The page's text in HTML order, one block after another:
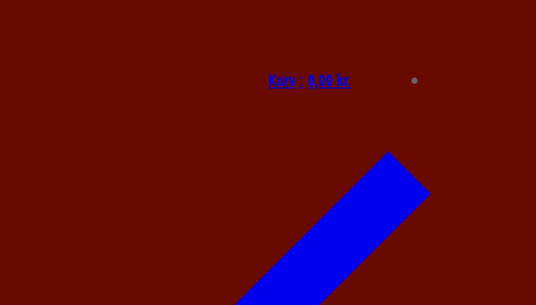
Kurv : 0,00kr.